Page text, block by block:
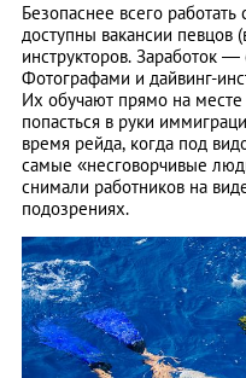
Безопаснее всего
доступны вакансии певцов
инструкторов. Заработок
Фотографами и дайвинг-
Их обучают прямо на
попасться в руки
время рейда, когда под
самые «несговорчивые
снимали работников на
подозрениях.